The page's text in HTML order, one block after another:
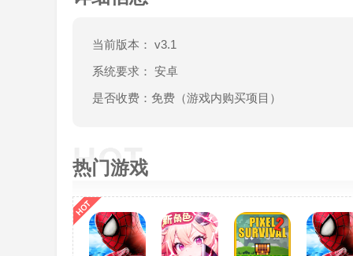
当前版本： v3.1
系统要求： 安卓
是否收费：免费（游戏内购买项目）
热门游戏